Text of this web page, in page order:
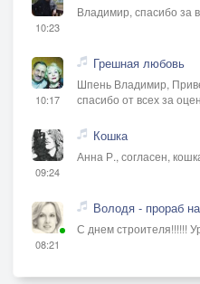
10:23
Владимир, спасибо за
10:17
Грешная любовь
Шпень Владимир,
спасибо от всех за
09:24
Кошка
Анна Р., согласен,
08:21
Володя - прораб
С днем строителя!!!!!!